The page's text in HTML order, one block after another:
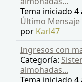
Tema iniciado
Último Mensaje
por Karl47
Ingresos con
Categoría:
almohadas...
Tema iniciado